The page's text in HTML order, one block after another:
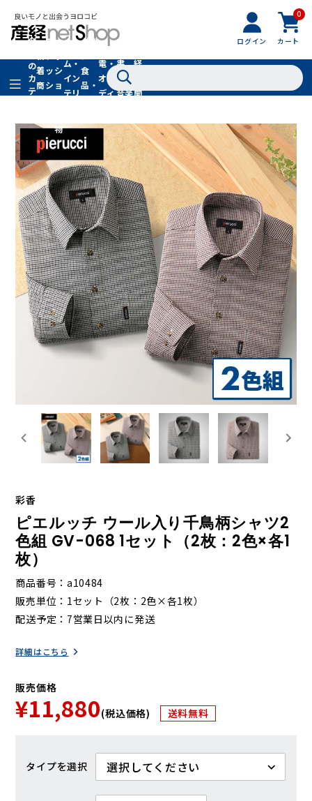
ログイン
0
カート
全
の
カ
テ
着
商
品
フ
ッ
シ
ョ
フ
ァ
シ
ョ
ン
物
ム・
イン
テリ
グル
食
品・
ドリ
家
電・
オー
ディ
書
籍・
音楽
経
聞
彩香
ピエルッチ ウール入り千鳥柄シャツ2
色組 GV-068 1セット（2枚：2色×各1
枚）
商品番号
a10484
販売単位
1セット（2枚：2色×各1枚）
配送予定
7営業日以内に発送
詳細はこちら
販売価格
¥11,880(税込価格) 送料無料
タイプ